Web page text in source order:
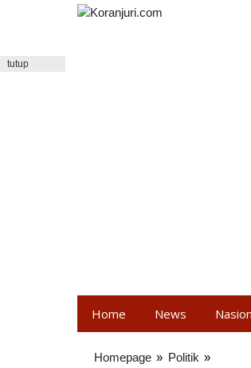
Home News
tutup
Homepage » Politik »